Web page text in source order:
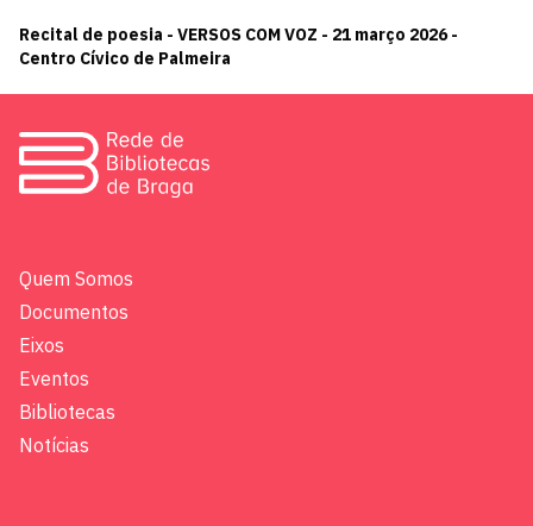
Recital de poesia - VERSOS COM VOZ - 21 março 2026 -
Centro Cívico de Palmeira
Quem Somos
Documentos
Eixos
Eventos
Bibliotecas
Notícias